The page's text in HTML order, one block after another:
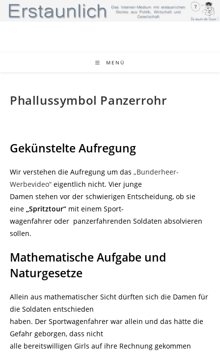
Zum
Inhalt
MENÜ
Phallussymbol Panzerrohr
Gekünstelte Aufregung
Wir verstehen die Aufregung um das „Bunderheer-
Werbevideo“ eigentlich nicht. Vier junge
Damen stehen vor der schwierigen Entscheidung, ob sie
eine „Spritztour“ mit einem Sport-
wagenfahrer oder panzerfahrenden Soldaten absolvieren
sollen.
Mathematische Aufgabe und
Naturgesetze
Allein aus mathematischer Sicht dürften sich die Damen für
die Soldaten entschieden
haben. Der Sportwagenfahrer war allein und das hätte die
Gefahr geborgen, dass nicht
alle bereitswilligen Girls auf ihre Rechnung gekommen